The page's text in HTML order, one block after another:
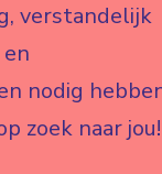
verstandelijk
nodig
zoek naar jou!